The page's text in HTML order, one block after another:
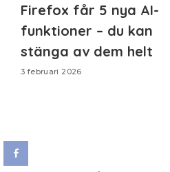
Firefox får 5 nya AI-
funktioner – du kan
stänga av dem helt
3 februari 2026